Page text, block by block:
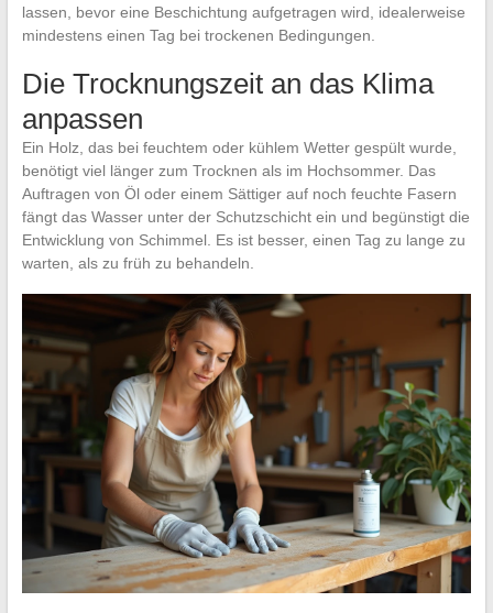
lassen, bevor eine Beschichtung aufgetragen wird, idealerweise
mindestens einen Tag bei trockenen Bedingungen.
Die Trocknungszeit an das Klima
anpassen
Ein Holz, das bei feuchtem oder kühlem Wetter gespült wurde,
benötigt viel länger zum Trocknen als im Hochsommer. Das
Auftragen von Öl oder einem Sättiger auf noch feuchte Fasern
fängt das Wasser unter der Schutzschicht ein und begünstigt die
Entwicklung von Schimmel. Es ist besser, einen Tag zu lange zu
warten, als zu früh zu behandeln.